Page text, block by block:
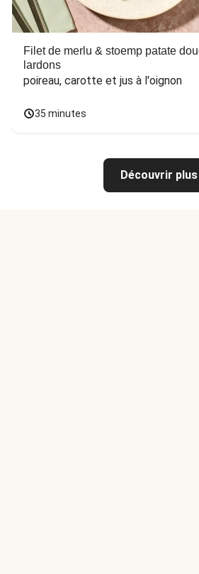
Filet de merlu & stoemp patate
lardons
poireau, carotte et jus à l'oignon
35 minutes
Découvrir plus